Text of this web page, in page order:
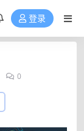
登录
0